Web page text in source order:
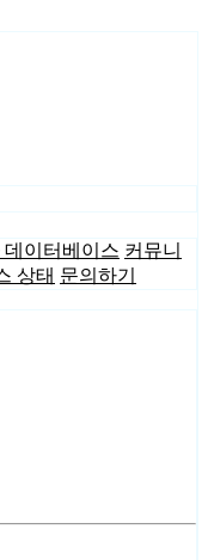
데이터베이스 커뮤니
상태 문의하기